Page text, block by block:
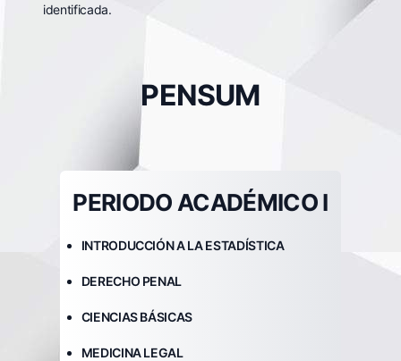
identificada.
PENSUM
PERIODO ACADÉMICO I
INTRODUCCIÓN A LA ESTADÍSTICA
DERECHO PENAL
CIENCIAS BÁSICAS
MEDICINA LEGAL